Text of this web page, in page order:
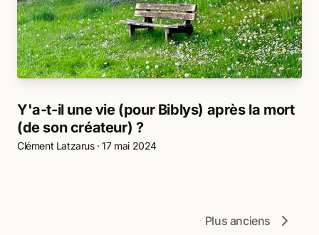
Y'a-t-il une vie (pour Biblys) après la mort
(de son créateur) ?
Clément Latzarus·17 mai 2024
Plus anciens